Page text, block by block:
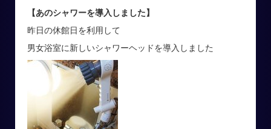
【あのシャワーを導入しました】
昨日の休館日を利用して
男女浴室に新しいシャワーヘッドを導入しました